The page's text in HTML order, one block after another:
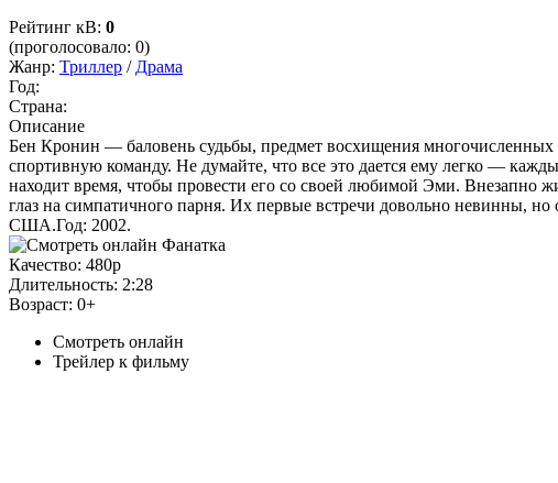
Рейтинг кВ: 0
(проголосовало: 0)
Жанр: Триллер / Драма
Год:
Страна:
Описание
Бен Кронин — баловень судьбы, предмет восхищения
спортивную команду. Не думайте, что все это дается ему легко —
находит время, чтобы провести его со своей любимой Эми. Внезапно
глаз на симпатичного парня. Их первые встречи довольно невинны,
США.Год: 2002.
Качество: 480p
Длительность: 2:28
Возраст: 0+
Смотреть онлайн
Трейлер к фильму